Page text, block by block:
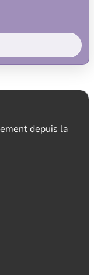
depuis la